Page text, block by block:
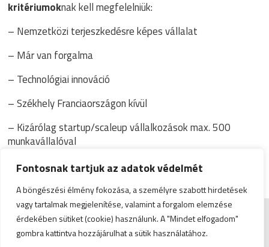
Fontosnak tartjuk az adatok védelmét
A böngészési élmény fokozása, a személyre szabott hirdetések
vagy tartalmak megjelenítése, valamint a forgalom elemzése
érdekében sütiket (cookie) használunk. A "Mindet elfogadom"
gombra kattintva hozzájárulhat a sütik használatához.
kritériumoknak kell megfelelniük:
– Nemzetközi terjeszkedésre képes vállalat
– Már van forgalma
– Technológiai innováció
– Székhely Franciaországon kívül
– Kizárólag startup/scaleup vállalkozások max. 500
munkavállalóval
– A résztvevő nagyvállalatok igényeinek megfelelő
technológiai megoldással rendelkeznek
Impresszum|Admin